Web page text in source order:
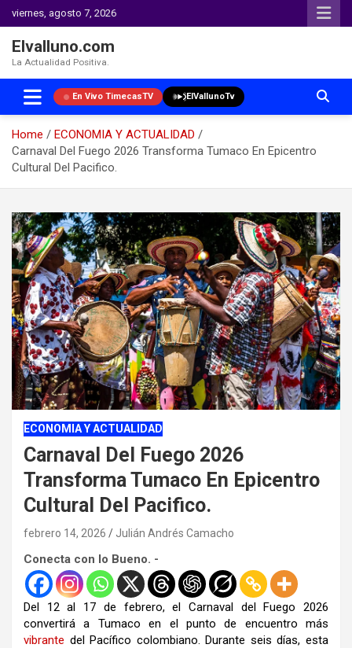
viernes, agosto 7, 2026
Elvalluno.com
La Actualidad Positiva.
En Vivo TimecasTV ElVallunoTv
Home
ECONOMIA Y ACTUALIDAD
Carnaval Del Fuego 2026 Transforma Tumaco En Epicentro
Cultural Del Pacifico.
content
ECONOMIA Y ACTUALIDAD
Carnaval Del Fuego 2026
Transforma Tumaco En Epicentro
Cultural Del Pacifico.
febrero 14, 2026 Julián Andrés Camacho
Conecta con lo Bueno. -
Del 12 al 17 de febrero, el Carnaval del Fuego 2026
convertirá a Tumaco en el punto de encuentro más
vibrante del Pacífico colombiano. Durante seis días, esta